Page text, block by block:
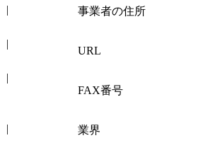
事業者の住所
URL
FAX番号
業界